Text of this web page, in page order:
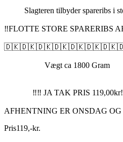
Slagteren tilbyder spareribs i
‼️FLOTTE STORE SPARERIBS
Vægt ca 1800 Gram
‼️‼️ JA TAK PRIS
AFHENTNING ER ONSDAG
Pris119,-kr.